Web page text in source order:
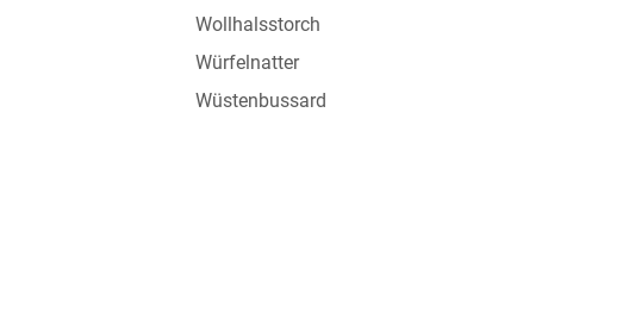
Wollhalsstorch
Würfelnatter
Wüstenbussard